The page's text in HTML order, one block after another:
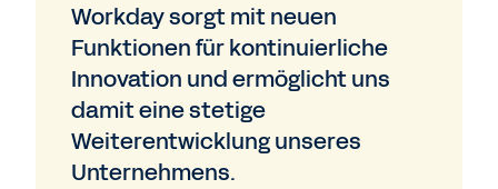
Workday sorgt mit neuen
Funktionen für kontinuierliche
Innovation und ermöglicht uns
damit eine stetige
Weiterentwicklung unseres
Unternehmens.